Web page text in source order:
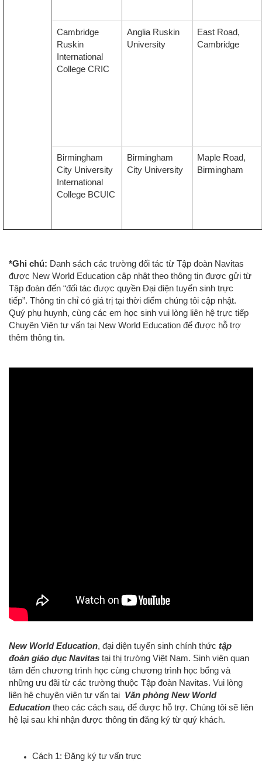
Cambridge
Ruskin
International
College CRIC
Anglia Ruskin
University
East Road,
Cambridge
Birmingham
City University
International
College BCUIC
Birmingham
City University
Maple Road,
Birmingham
*Ghi chú: Danh sách các trường đối tác từ Tập đoàn Navitas
được New World Education cập nhật theo thông tin được gửi từ
Tập đoàn đến “đối tác được quyền Đại diện tuyển sinh trực
tiếp”. Thông tin chỉ có giá trị tại thời điểm chúng tôi cập nhật.
Quý phụ huynh, cùng các em học sinh vui lòng liên hệ trực tiếp
Chuyên Viên tư vấn tại New World Education để được hỗ trợ
thêm thông tin.
New World Education, đại diện tuyển sinh chính thức tập
đoàn giáo dục Navitas tại thị trường Việt Nam. Sinh viên quan
tâm đến chương trình học cùng chương trình học bổng và
những ưu đãi từ các trường thuộc Tập đoàn Navitas. Vui lòng
liên hệ chuyên viên tư vấn tại Văn phòng New World
Education theo các cách sau, để được hỗ trợ. Chúng tôi sẽ liên
hệ lại sau khi nhận được thông tin đăng ký từ quý khách.
Cách 1: Đăng ký tư vấn trực